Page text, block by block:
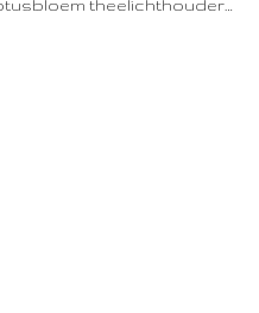
theelichthouder…